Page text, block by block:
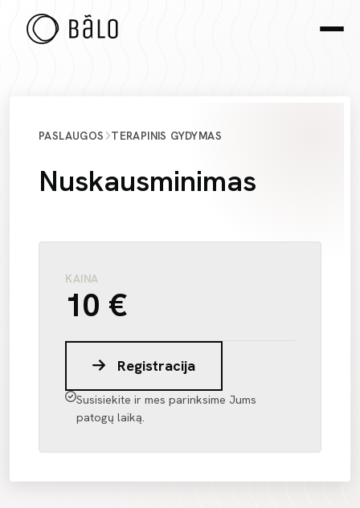
PASLAUGOS TERAPINIS GYDYMAS
Nuskausminimas
KAINA
10 €
Registracija
Susisiekite ir mes parinksime Jums
patogų laiką.